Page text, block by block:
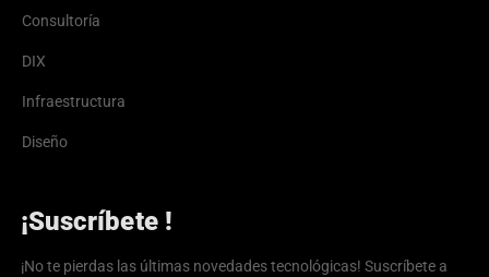
Consultoría
DIX
Infraestructura
Diseño
¡Suscríbete !
¡No te pierdas las últimas novedades tecnológicas! Suscríbete a